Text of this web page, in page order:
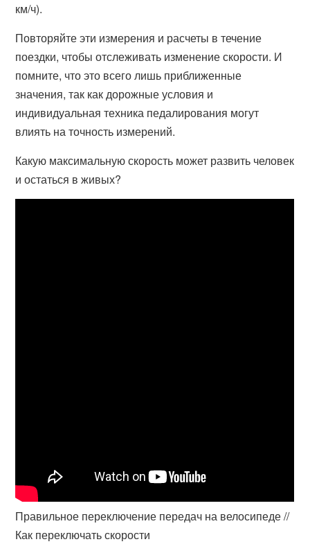
км/ч).
Повторяйте эти измерения и расчеты в течение
поездки, чтобы отслеживать изменение скорости. И
помните, что это всего лишь приближенные
значения, так как дорожные условия и
индивидуальная техника педалирования могут
влиять на точность измерений.
Какую максимальную скорость может развить человек
и остаться в живых?
Правильное переключение передач на велосипеде //
Как переключать скорости